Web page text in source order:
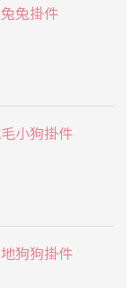
兔掛件
小狗掛件
狗狗掛件